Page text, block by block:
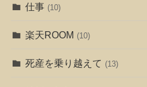
仕事 (10)
楽天ROOM (10)
死産を乗り越えて (13)